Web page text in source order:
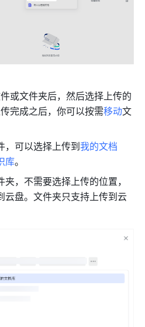
或文件夹后，然后选择上传的
完成之后，你可以按需移动文
，可以选择上传到我的文档
库。
，不需要选择上传的位置，
云盘。文件夹只支持上传到云